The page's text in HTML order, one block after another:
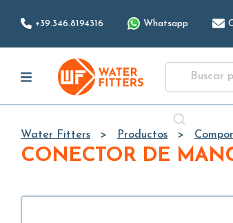
+39.346.8194316 Whatsapp
Water Fitters Productos
CONECTOR DE